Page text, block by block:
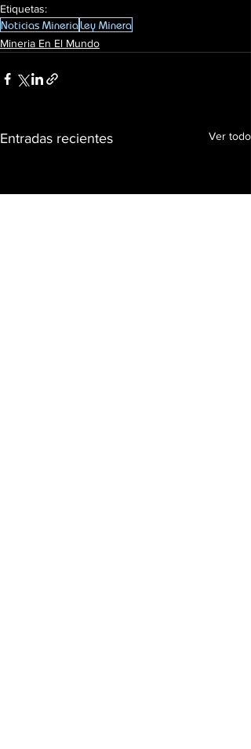
Etiquetas:
Noticias MineriaLey Minera
Mineria En El Mundo
Entradas recientes Ver todo